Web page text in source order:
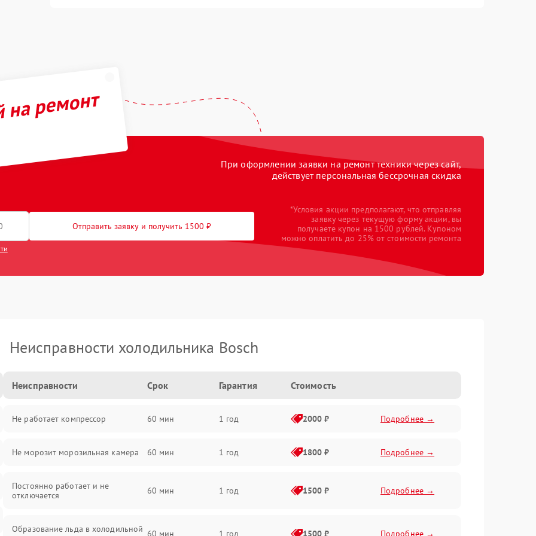
ремонт
При оформлении заявки на ремонт техники через сайт,
действует персональная бессрочная скидка
Отправить заявку и получить 1500 ₽
*Условия акции предполагают, что отправляя
заявку через текущую форму акции, вы
получаете купон на 1500 рублей. Купоном
можно оплатить до 25% от стоимости ремонта
Неисправности холодильника Bosch
Неисправности Срок Гарантия Стоимость
Не работает компрессор 60 мин 1 год 2000 ₽ Подробнее →
Не морозит морозильная камера 60 мин 1 год 1800 ₽ Подробнее →
Постоянно работает и не
отключается
60 мин 1 год 1500 ₽ Подробнее →
Образование льда в холодильной 60 мин 1 год 1500 ₽ Подробнее →